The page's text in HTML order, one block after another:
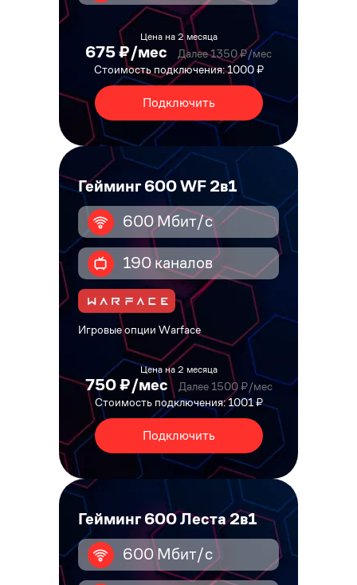
Цена на 2 месяца
675 ₽/мес
Далее 1350 ₽/мес
Стоимость подключения: 1000 ₽
Подключить
Гейминг 600 WF 2в1
600 Мбит/с
190 каналов
Игровые опции Warface
Цена на 2 месяца
750 ₽/мес
Далее 1500 ₽/мес
Стоимость подключения: 1001 ₽
Подключить
Гейминг 600 Леста 2в1
600 Мбит/с